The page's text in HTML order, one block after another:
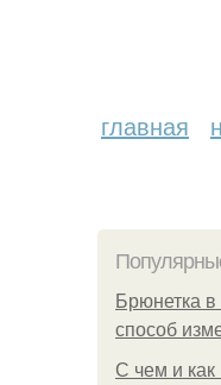
главная
Брюнетка в
способ
С чем и как